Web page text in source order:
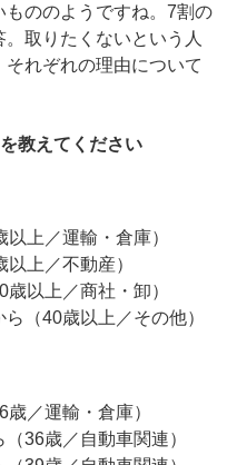
ののようですね。7割の
取りたくないという人
れぞれの理由について
教えてください
上／運輸・倉庫）
上／不動産）
以上／商社・卸）
（40歳以上／その他）
／運輸・倉庫）
36歳／自動車関連）